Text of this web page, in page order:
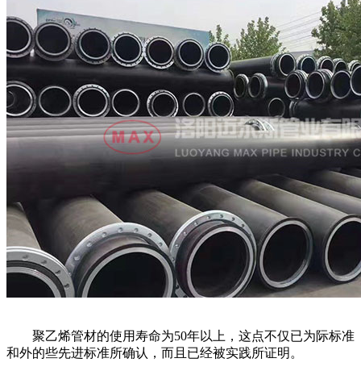
聚乙烯管材的使用寿命为50年以上，这点不仅已为际标准
和外的些先进标准所确认，而且已经被实践所证明。